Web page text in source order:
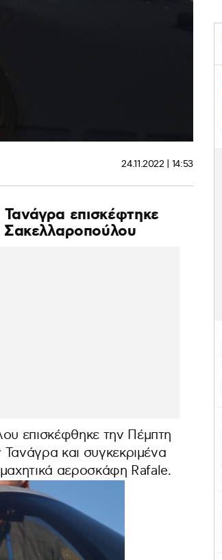
24.11.2022 | 14:53
επισκέφτηκε
επισκέφθηκε την Πέμπτη
και συγκεκριμένα
αεροσκάφη Rafale.